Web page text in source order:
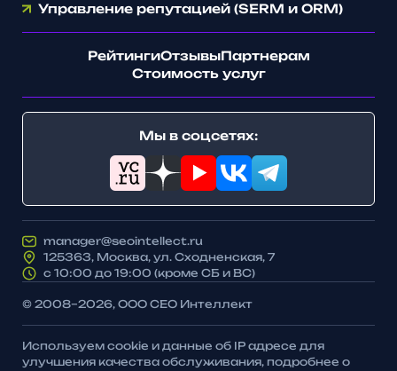
Управление репутацией (SERM и ORM)
РейтингиОтзывыПартнерам
Стоимость услуг
Мы в соцсетях:
manager@seointellect.ru
125363, Москва, ул. Сходненская, 7
с 10:00 до 19:00 (кроме СБ и ВС)
© 2008–2026, ООО СЕО Интеллект
Используем cookie и данные об IP адресе для
улучшения качества обслуживания, подробнее о